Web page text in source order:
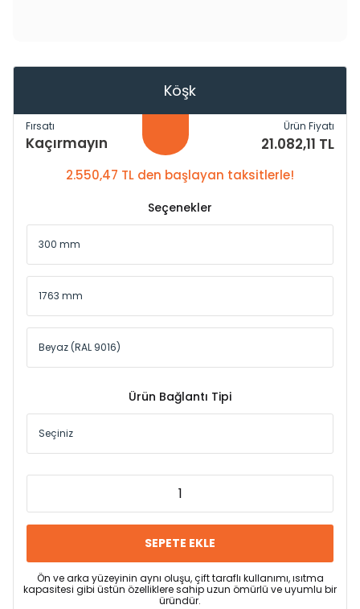
Köşk
Fırsatı
Kaçırmayın
Ürün Fiyatı
21.082,11 TL
2.550,47 TL den başlayan taksitlerle!
Seçenekler
Ürün Bağlantı Tipi
SEPETE EKLE
Ön ve arka yüzeyinin aynı oluşu, çift taraflı kullanımı, ısıtma
kapasitesi gibi üstün özelliklere sahip uzun ömürlü ve uyumlu bir
üründür.